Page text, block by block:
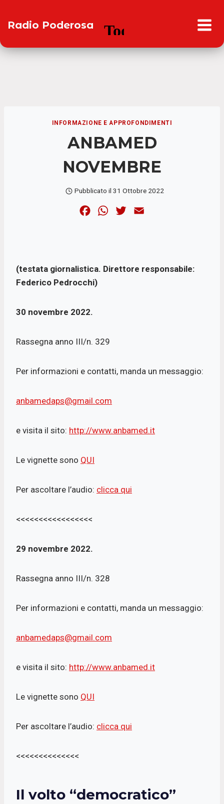
Radio Poderosa
INFORMAZIONE E APPROFONDIMENTI
ANBAMED
NOVEMBRE
Pubblicato il 31 Ottobre 2022
b
o
W
s
t
l
(testata giornalistica. Direttore responsabile:
Federico Pedrocchi)
30 novembre 2022.
Rassegna anno III/n. 329
Per informazioni e contatti, manda un messaggio:
anbamedaps@gmail.com
e visita il sito: http://www.anbamed.it
Le vignette sono QUI
Per ascoltare l’audio: clicca qui
<<<<<<<<<<<<<<<<<
29 novembre 2022.
Rassegna anno III/n. 328
Per informazioni e contatti, manda un messaggio:
anbamedaps@gmail.com
e visita il sito: http://www.anbamed.it
Le vignette sono QUI
Per ascoltare l’audio: clicca qui
<<<<<<<<<<<<<<
Il volto “democratico”